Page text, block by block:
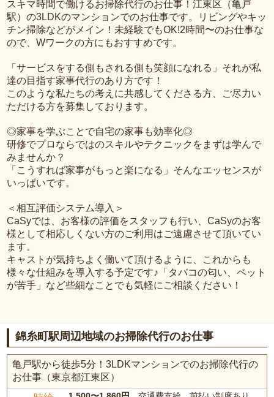
スキマ時間で働けるお掃除代行のお仕事！江東区（亀戸
駅）の3LDKのマンションでのお仕事です。リビングやキッ
チン掃除などがメイン！未経験でもOK!2時間〜のお仕事な
ので、Wワークの方にもおすすめです。
「サービスをする側もされる側も笑顔になれる」それが私
達の目指す家事代行のあり方です！
このような私たちの考えに共感してくださる方、ご尽力い
ただける方を募集しております。
◎家事を学ぶことで自宅の家事も効率化◎
研修でプロならではのスキルやテクニックをまずは学んで
みませんか？
「こうすれば家事がもっと楽になる」そんなエッセンスが
いっぱいです。
＜相互評価システム導入＞
CaSyでは、お客様の評価をスタッフも行い、CaSyのお客
様として相応しくない方のご利用はご遠慮させて頂いてい
ます。
キャストが気持ちよく働いて頂けるように、これからも
様々な仕組みを導入する予定です♪「タバコの匂い、ペット
が苦手」など些細なことでも気軽にご相談ください！
錦糸町駅周辺地域のお掃除代行のお仕事
亀戸駅から徒歩5分！3LDKマンションでのお掃除代行の
お仕事（東京都江東区）